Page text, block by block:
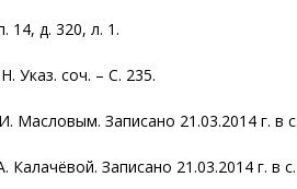
14, д. 320, л. 1.
Указ. соч. – С. 235.
Масловым. Записано 21.03.2014 г. в
Калачёвой. Записано 21.03.2014 г.